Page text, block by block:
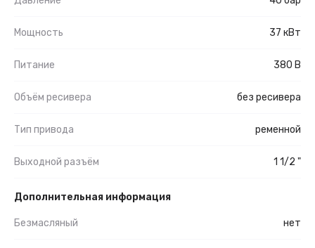
Мощность 37 кВт
Питание 380 В
Объём ресивера без ресивера
Тип привода ременной
Выходной разъём 1 1/2 "
Дополнительная информация
Безмасляный нет